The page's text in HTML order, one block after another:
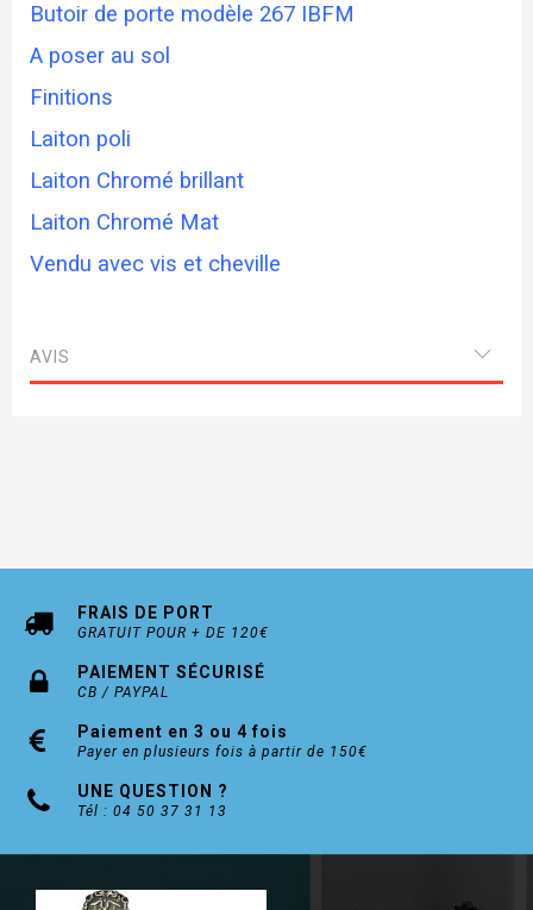
Butoir de porte modèle 267 IBFM
A poser au sol
Finitions
Laiton poli
Laiton Chromé brillant
Laiton Chromé Mat
Vendu avec vis et cheville
AVIS
FRAIS DE PORT
GRATUIT POUR + DE 120€
PAIEMENT SÉCURISÉ
CB / PAYPAL
Paiement en 3 ou 4 fois
Payer en plusieurs fois à partir de 150€
UNE QUESTION ?
Tél : 04 50 37 31 13